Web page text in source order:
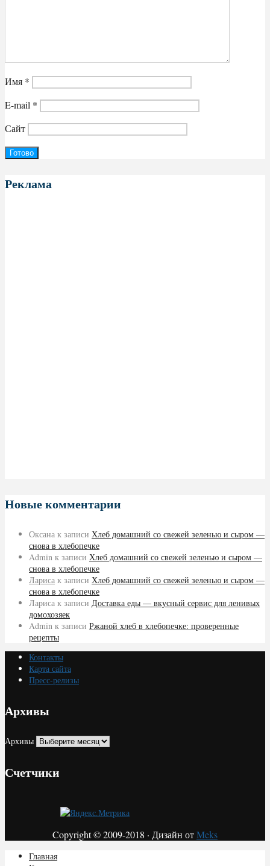
Имя *
E-mail *
Сайт
Реклама
Новые комментарии
Оксана к записи Хлеб домашний со свежей зеленью и сыром —
снова в хлебопечке
Admin к записи Хлеб домашний со свежей зеленью и сыром —
снова в хлебопечке
Лариса к записи Хлеб домашний со свежей зеленью и сыром —
снова в хлебопечке
Лариса к записи Доставка еды — вкусный сервис для ленивых
домохозяек
Admin к записи Ржаной хлеб в хлебопечке: проверенные
рецепты
Контакты
Карта сайта
Пресс-релизы
Архивы
Архивы
Счетчики
Copyright © 2009-2018 · Дизайн отMeks
Главная